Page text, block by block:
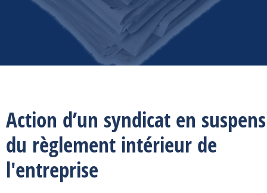
Action d’un syndicat en
du règlement intérieur de
l'entreprise